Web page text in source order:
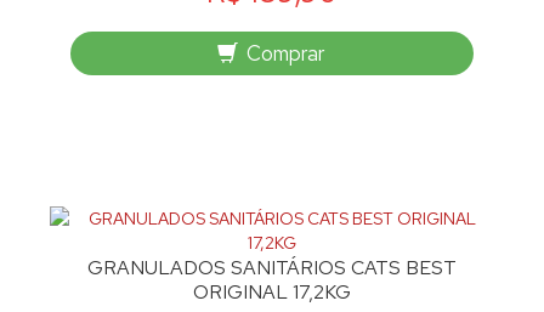
Comprar
GRANULADOS SANITÁRIOS CATS BEST
ORIGINAL 17,2KG